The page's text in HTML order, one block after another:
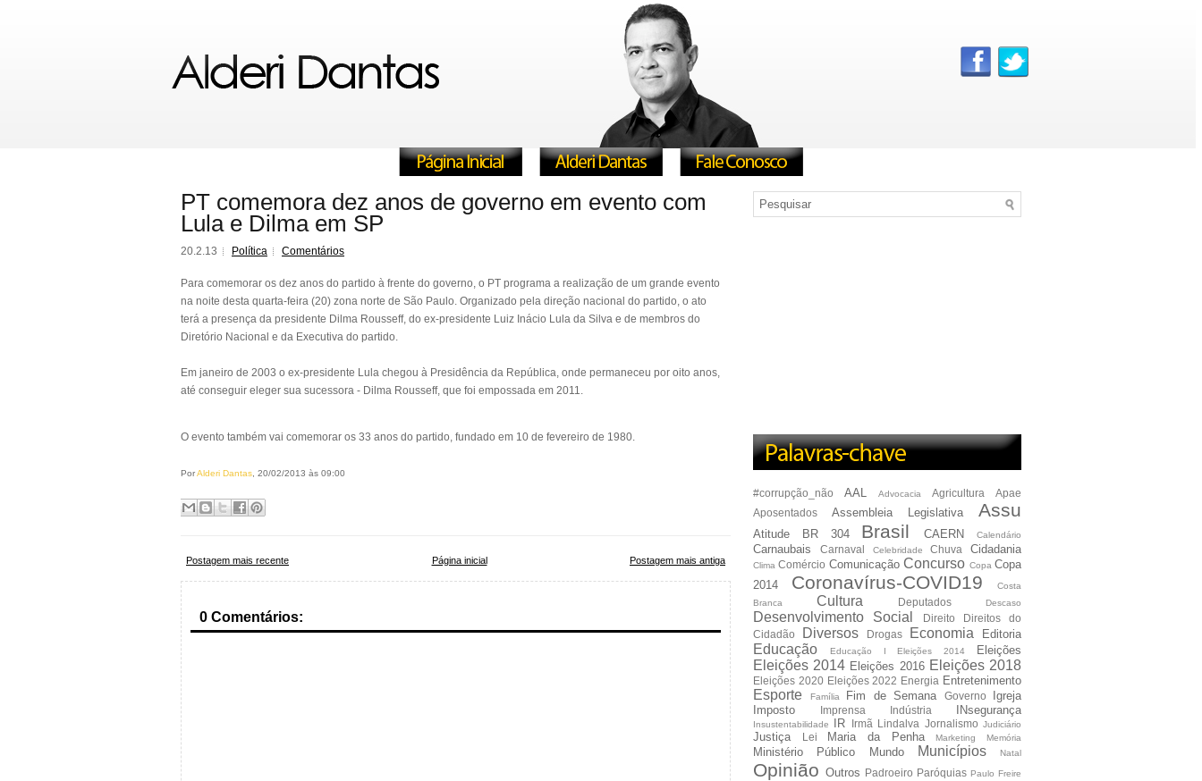
PT comemora dez anos de governo em evento com
Lula e Dilma em SP
20.2.13 Política Comentários
Para comemorar os dez anos do partido à frente do governo, o PT programa a realização de um grande evento
na noite desta quarta-feira (20) zona norte de São Paulo. Organizado pela direção nacional do partido, o ato
terá a presença da presidente Dilma Rousseff, do ex-presidente Luiz Inácio Lula da Silva e de membros do
Diretório Nacional e da Executiva do partido.
Em janeiro de 2003 o ex-presidente Lula chegou à Presidência da República, onde permaneceu por oito anos,
até conseguir eleger sua sucessora - Dilma Rousseff, que foi empossada em 2011.
O evento também vai comemorar os 33 anos do partido, fundado em 10 de fevereiro de 1980.
PorAlderi Dantas , 20/02/2013 às 09:00
Postagem mais recente Postagem mais antiga
Página inicial
0 Comentários:
#corrupção_não AAL Advocacia Agricultura
Apae
Aposentados
Assembleia Legislativa Assu
Atitude BR 304 Brasil CAERN Calendário
Carnaubais Carnaval Celebridade Chuva Cidadania
Clima Comércio Comunicação Concurso Copa Copa
2014
Coronavírus-COVID19
Costa
Branca
Cultura Deputados Descaso
Desenvolvimento Social Direito
Direitos do
Cidadão
Diversos Drogas Economia Editoria
Educação Educação I Eleições 2014 Eleições
Eleições 2014 Eleições 2016 Eleições 2018
Eleições 2020 Eleições 2022 Energia Entretenimento
Esporte Família Fim de Semana Governo
Igreja
Imposto
Imprensa Indústria INsegurança
Insustentabilidade IR Irmã Lindalva Jornalismo Judiciário
Justiça Lei Maria da Penha Marketing Memória
Ministério Público Mundo Municípios Natal
Opinião Outros Padroeiro Paróquias Paulo Freire